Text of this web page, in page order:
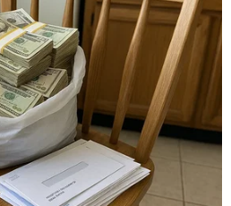
đến một lễ hội đầy tính
đa dạng với các tác phẩm
tế, tràn đầy năng lượng do
sỹ trình diễn.